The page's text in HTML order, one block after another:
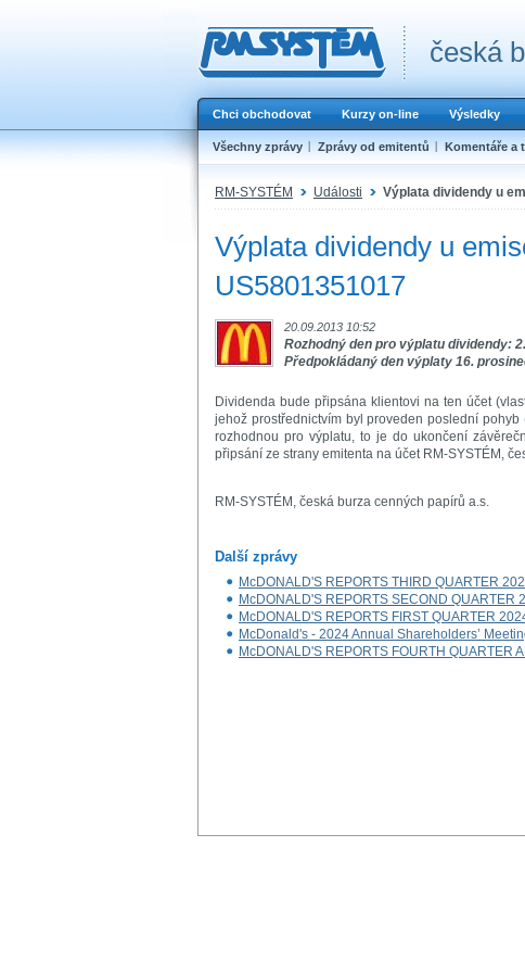
česká
Chci obchodovat Kurzy on-line Výsledky
Všechny zprávy Zprávy od emitentů Komentáře a
RM-SYSTÉM Události Výplata dividendy u
Výplata dividendy u
US5801351017
20.09.2013 10:52
Rozhodný den pro výplatu dividendy:
Předpokládaný den výplaty 16.
Dividenda bude připsána klientovi na ten účet
jehož prostřednictvím byl proveden poslední
rozhodnou pro výplatu, to je do ukončení
připsání ze strany emitenta na účet RM-SYSTÉM,
RM-SYSTÉM, česká burza cenných papírů a.s.
Další zprávy
McDONALD'S REPORTS THIRD QUARTER
McDONALD'S REPORTS SECOND QUARTER
McDONALD'S REPORTS FIRST QUARTER
McDonald's - 2024 Annual Shareholders’
McDONALD'S REPORTS FOURTH QUARTER